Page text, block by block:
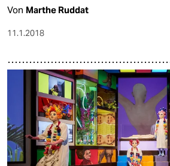
Von Marthe Ruddat
11.1.2018